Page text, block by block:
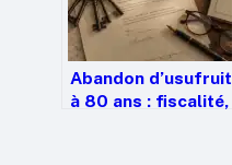
Abandon d’usufruit
à 80 ans : fiscalité,